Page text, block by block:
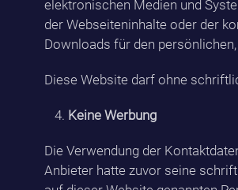
elektronischen Medien und
der Webseiteninhalte oder der
Downloads für den
Diese Website darf ohne
Keine Werbung
Die Verwendung der
Anbieter hatte zuvor seine